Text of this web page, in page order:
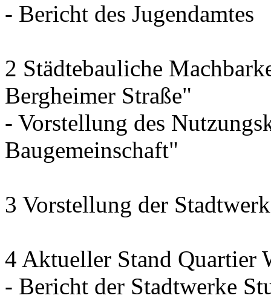
- Bericht des Jugendamtes
2 Städtebauliche
Bergheimer Straße"
- Vorstellung des
Baugemeinschaft"
3 Vorstellung der
4 Aktueller Stand Quartier
- Bericht der Stadtwerke